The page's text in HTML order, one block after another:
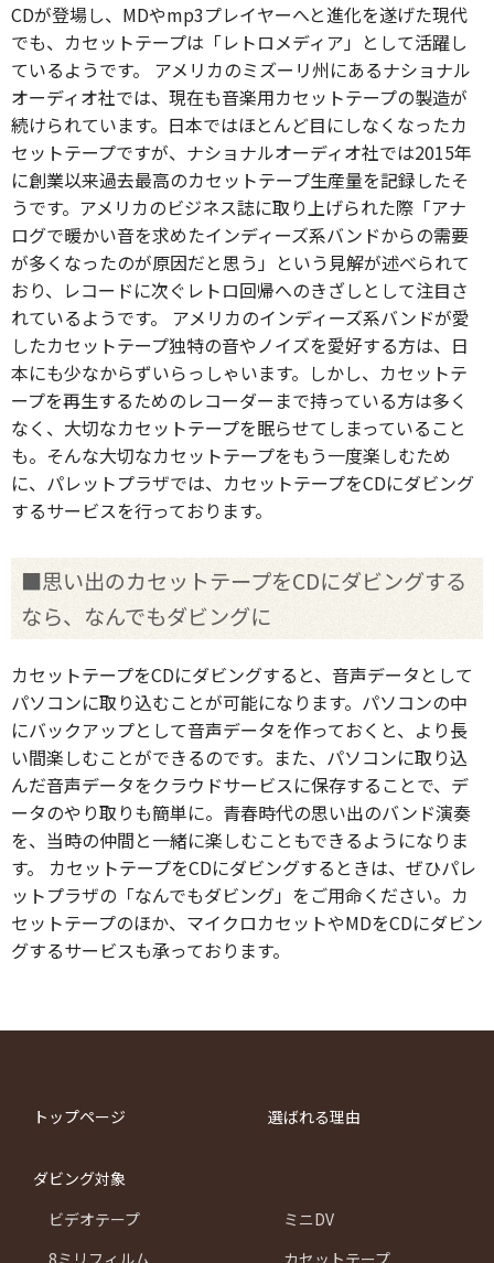
CDが登場し、MDやmp3プレイヤーへと進化を遂げた現代
でも、カセットテープは「レトロメディア」として活躍し
ているようです。 アメリカのミズーリ州にあるナショナル
オーディオ社では、現在も音楽用カセットテープの製造が
続けられています。日本ではほとんど目にしなくなったカ
セットテープですが、ナショナルオーディオ社では2015年
に創業以来過去最高のカセットテープ生産量を記録したそ
うです。アメリカのビジネス誌に取り上げられた際「アナ
ログで暖かい音を求めたインディーズ系バンドからの需要
が多くなったのが原因だと思う」という見解が述べられて
おり、レコードに次ぐレトロ回帰へのきざしとして注目さ
れているようです。 アメリカのインディーズ系バンドが愛
したカセットテープ独特の音やノイズを愛好する方は、日
本にも少なからずいらっしゃいます。しかし、カセットテ
ープを再生するためのレコーダーまで持っている方は多く
なく、大切なカセットテープを眠らせてしまっていること
も。そんな大切なカセットテープをもう一度楽しむため
に、パレットプラザでは、カセットテープをCDにダビング
するサービスを行っております。
■思い出のカセットテープをCDにダビングする
なら、なんでもダビングに
カセットテープをCDにダビングすると、音声データとして
パソコンに取り込むことが可能になります。パソコンの中
にバックアップとして音声データを作っておくと、より長
い間楽しむことができるのです。また、パソコンに取り込
んだ音声データをクラウドサービスに保存することで、デ
ータのやり取りも簡単に。青春時代の思い出のバンド演奏
を、当時の仲間と一緒に楽しむこともできるようになりま
す。 カセットテープをCDにダビングするときは、ぜひパレ
ットプラザの「なんでもダビング」をご用命ください。カ
セットテープのほか、マイクロカセットやMDをCDにダビン
グするサービスも承っております。
トップページ 選ばれる理由
ダビング対象
ビデオテープ
ミニDV
8ミリフィルム
カセットテープ